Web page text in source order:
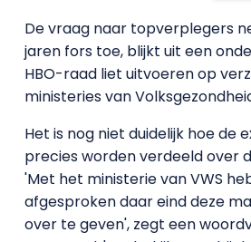
De vraag naar topverplegers
jaren fors toe, blijkt uit een
HBO-raad liet uitvoeren op
ministeries van
Het is nog niet duidelijk hoe de
precies worden verdeeld over
'Met het ministerie van VWS
afgesproken daar eind deze
over te geven', zegt een